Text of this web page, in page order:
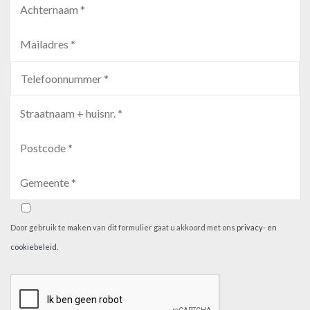
Door gebruik te maken van dit formulier gaat u akkoord met ons privacy- en
cookiebeleid